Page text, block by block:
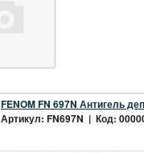
FENOM FN 697N Антигель
Артикул: FN697N | Код: